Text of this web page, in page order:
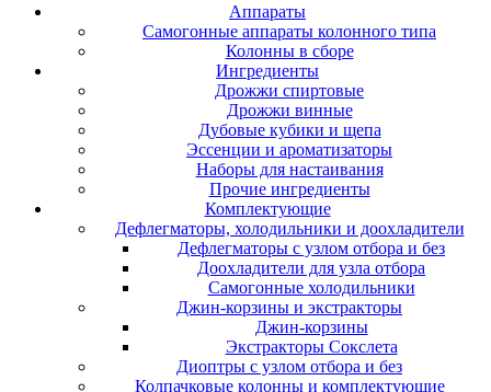
Аппараты
Самогонные аппараты колонного типа
Колонны в сборе
Ингредиенты
Дрожжи спиртовые
Дрожжи винные
Дубовые кубики и щепа
Эссенции и ароматизаторы
Наборы для настаивания
Прочие ингредиенты
Комплектующие
Дефлегматоры, холодильники и доохладители
Дефлегматоры с узлом отбора и без
Доохладители для узла отбора
Самогонные холодильники
Джин-корзины и экстракторы
Джин-корзины
Экстракторы Сокслета
Диоптры с узлом отбора и без
Колпачковые колонны и комплектующие